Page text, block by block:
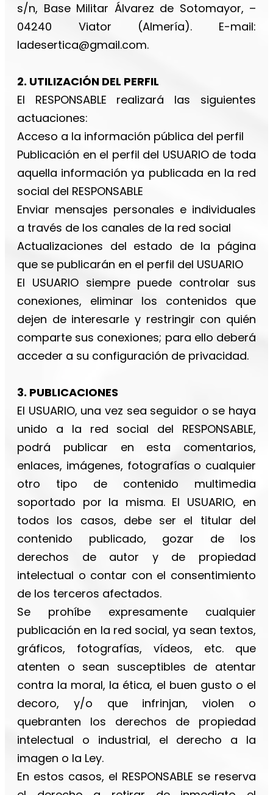
s/n, Base Militar Álvarez de Sotomayor, –
04240 Viator (Almería). E-mail:
ladesertica@gmail.com.
2. UTILIZACIÓN DEL PERFIL
El RESPONSABLE
realizará las siguientes
actuaciones:
Acceso a la información pública del perfil
Publicación en el perfil del USUARIO de toda
aquella información ya publicada en la red
social del RESPONSABLE
Enviar mensajes personales e individuales
a través de los canales de la red social
Actualizaciones del estado de la página
que se publicarán en el perfil del USUARIO
El USUARIO siempre puede controlar sus
conexiones, eliminar los contenidos que
dejen de interesarle y restringir con quién
comparte sus conexiones; para ello deberá
acceder a su configuración de privacidad.
3. PUBLICACIONES
El USUARIO, una vez sea seguidor o se haya
unido a la red social del RESPONSABLE,
podrá publicar en esta comentarios,
enlaces, imágenes, fotografías o cualquier
otro tipo de contenido multimedia
soportado por la misma. El USUARIO, en
todos los casos, debe ser el titular del
contenido publicado, gozar de los
derechos de autor y de propiedad
intelectual o contar con el consentimiento
de los terceros afectados.
Se prohíbe expresamente cualquier
publicación en la red social, ya sean textos,
gráficos, fotografías, vídeos, etc. que
atenten o sean susceptibles de atentar
contra la moral, la ética, el buen gusto o el
decoro, y/o que infrinjan, violen o
quebranten los derechos de propiedad
intelectual o industrial, el derecho a la
imagen o la Ley.
En estos casos, el RESPONSABLE se reserva